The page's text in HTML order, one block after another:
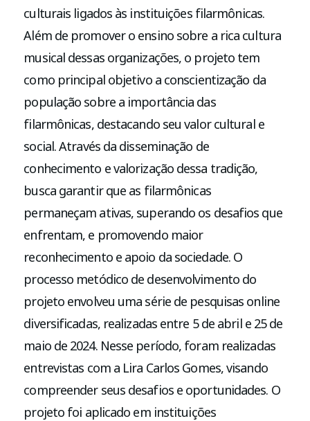
culturais ligados às instituições filarmônicas.
Além de promover o ensino sobre a rica cultura
musical dessas organizações, o projeto tem
como principal objetivo a conscientização da
população sobre a importância das
filarmônicas, destacando seu valor cultural e
social. Através da disseminação de
conhecimento e valorização dessa tradição,
busca garantir que as filarmônicas
permaneçam ativas, superando os desafios que
enfrentam, e promovendo maior
reconhecimento e apoio da sociedade. O
processo metódico de desenvolvimento do
projeto envolveu uma série de pesquisas online
diversificadas, realizadas entre 5 de abril e 25 de
maio de 2024. Nesse período, foram realizadas
entrevistas com a Lira Carlos Gomes, visando
compreender seus desafios e oportunidades. O
projeto foi aplicado em instituições